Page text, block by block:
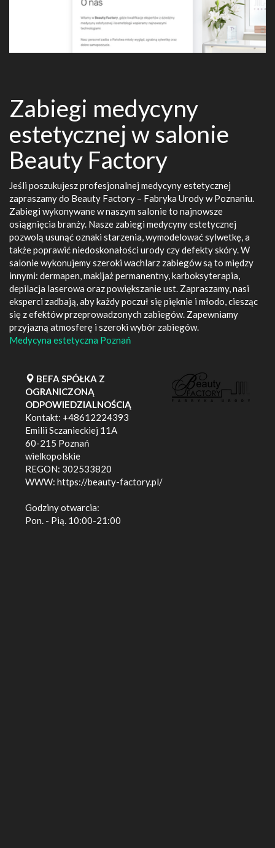
Zabiegi medycyny
estetycznej w salonie
Beauty Factory
Jeśli poszukujesz profesjonalnej medycyny estetycznej
zapraszamy do Beauty Factory – Fabryka Urody w Poznaniu.
Zabiegi wykonywane w naszym salonie to najnowsze
osiągnięcia branży. Nasze zabiegi medycyny estetycznej
pozwolą usunąć oznaki starzenia, wymodelować sylwetkę, a
także poprawić niedoskonałości urody czy defekty skóry. W
salonie wykonujemy szeroki wachlarz zabiegów są to między
innymi: dermapen, makijaż permanentny, karboksyterapia,
depilacja laserowa oraz powiększanie ust. Zapraszamy, nasi
eksperci zadbają, aby każdy poczuł się pięknie i młodo, ciesząc
się z efektów przeprowadzonych zabiegów. Zapewniamy
przyjazną atmosferę i szeroki wybór zabiegów.
Medycyna estetyczna Poznań
BEFA SPÓŁKA Z
OGRANICZONĄ
ODPOWIEDZIALNOŚCIĄ
Kontakt: +48612224393
Emilii Sczanieckiej 11A
60-215 Poznań
wielkopolskie
REGON: 302533820
WWW: https://beauty-factory.pl/
Godziny otwarcia:
Pon. - Pią. 10:00-21:00